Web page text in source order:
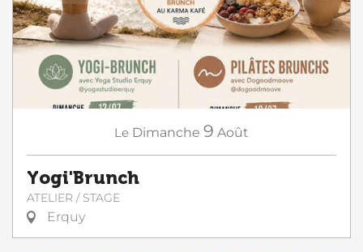
Le Dimanche 9 Août
Yogi'Brunch
ATELIER / STAGE
Erquy